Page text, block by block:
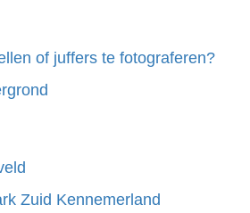
of juffers te fotograferen?
Zuid Kennemerland